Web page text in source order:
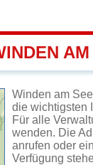
Winden am
die wichtigsten
Für alle
wenden. Die
anrufen oder
Verfügung